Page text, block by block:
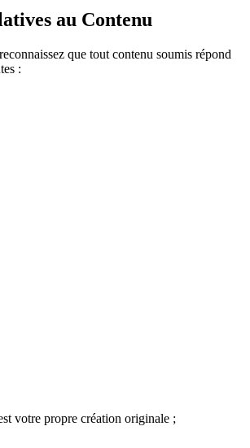
au Contenu
que tout contenu soumis répond
:
votre propre création originale ;